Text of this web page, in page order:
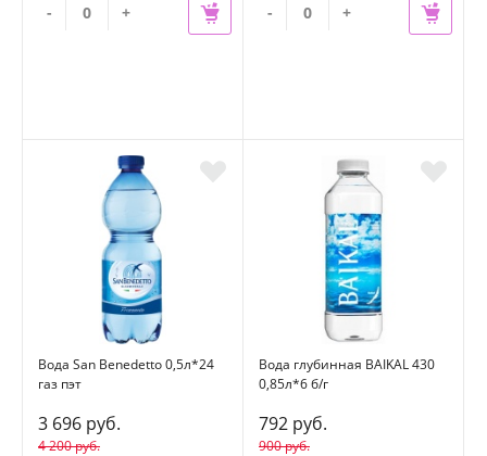
- + - +
Вода San Benedetto 0,5л*24
газ пэт
3 696 руб.
4 200 руб.
Вода глубинная BAIKAL 430
0,85л*6 б/г
792 руб.
900 руб.